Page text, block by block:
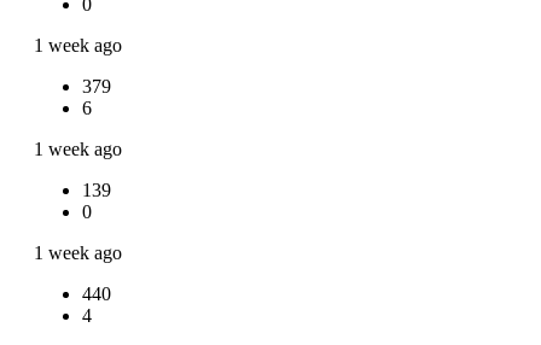
0
1 week ago
379
6
1 week ago
139
0
1 week ago
440
4